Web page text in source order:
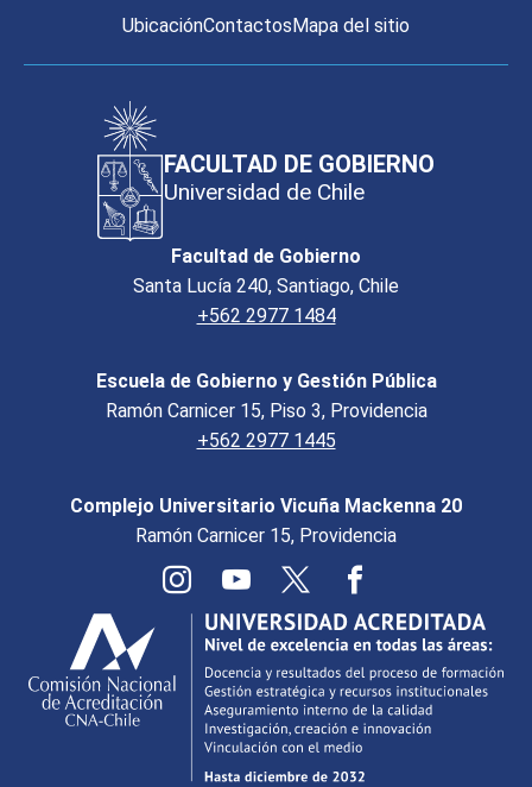
UbicaciónContactos Mapa del sitio
FACULTAD DE GOBIERNO
Universidad de Chile
Facultad de Gobierno
Santa Lucía 240, Santiago, Chile
+562 2977 1484
Escuela de Gobierno y Gestión Pública
Ramón Carnicer 15, Piso 3, Providencia
+562 2977 1445
Complejo Universitario Vicuña Mackenna 20
Ramón Carnicer 15, Providencia